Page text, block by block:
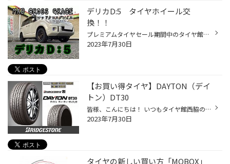
デリカD:5 タイヤホイール交
換！！
プレミアムタイヤセール期間中のタイヤ館西脇です！！ 今日はデリカD:5にタイヤホイールセットのご依頼を頂きましたので ご紹介です！！ 最近はオフロードな仕様の車が増えて来ましたが 今日はデリカのイメチェンです！！ ホイール詳細 タイヤA/T001詳細 沢山ホイールが有る中から今回はﾏｯﾄﾞｸﾛｽｸﾞﾚｲ...
2023年7月30日
【お買い得タイヤ】DAYTON（デイ
トン）DT30
皆様、こんにちは！ いつもタイヤ館西脇のWebを御覧の皆様ありがとうございます♪ 西脇市・加東市・加西市・丹波市・篠山市・多可郡にお住まいのお客様 タイヤ館は、あなたの町の "タイヤ専門店"です。 今回は 【DAYTON（デイトン）タイヤ】 のご紹介です！ タイヤ館の店舗に陳列されていたり、タイ...
2023年7月30日
タイヤの新しい買い方「MOBOX」